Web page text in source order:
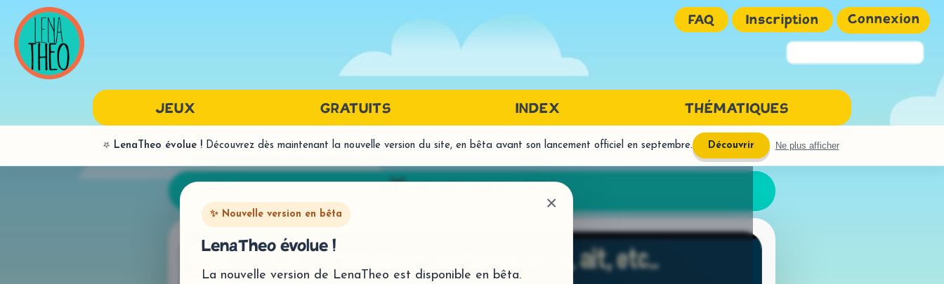
FAQ Inscription Connexion
Mot de passe
JEUX GRATUITS INDEX THÉMATIQUES
PAR SONS
SYNTAXE
- Traitement phonémique
LANGAGE ÉCRIT
- Histoires interactives
- Compréhension
ORTHOGRAPHE
- Homophones
⭐ LenaTheo évolue !Découvrez dès maintenant la nouvelle version du site, en bêta avant son lancement officiel en septembre. Découvrir Ne plus afficher
×
✨ Nouvelle version en bêta
LenaTheo évolue !
La nouvelle version de LenaTheo est disponible en bêta.